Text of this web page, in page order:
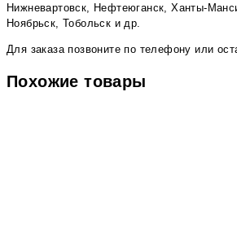
Нижневартовск, Нефтеюганск, Ханты-
Ноябрьск, Тобольск и др.
Для заказа позвоните по телефону или
Похожие товары